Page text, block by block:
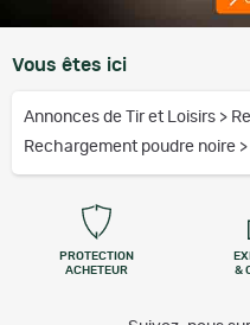
Vous êtes ici
Annonces de Tir et Loisirs >
Rechargement poudre noire >
PROTECTION
ACHETEUR
&